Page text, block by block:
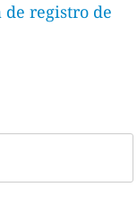
de registro de